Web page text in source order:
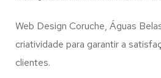
Web Design Coruche, Águas
criatividade para garantir a
clientes.